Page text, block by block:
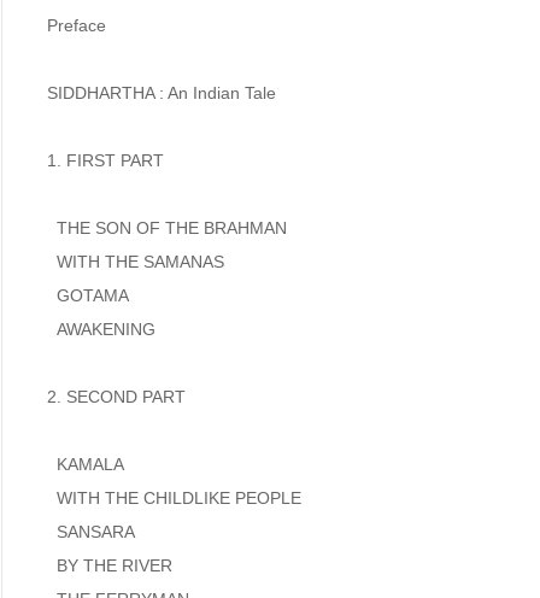
Preface
SIDDHARTHA : An Indian Tale
1. FIRST PART
2. SECOND PART